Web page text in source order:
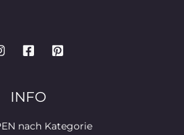
INFO
nach Kategorie